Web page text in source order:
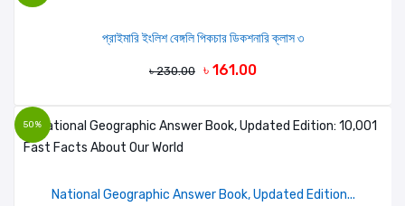
প্রাইমারি ইংলিশ বেঙ্গলি পিকচার ডিকশনারি ক্লাস ৩
৳ 230.00 ৳ 161.00
50%
National Geographic Answer Book, Updated Edition...